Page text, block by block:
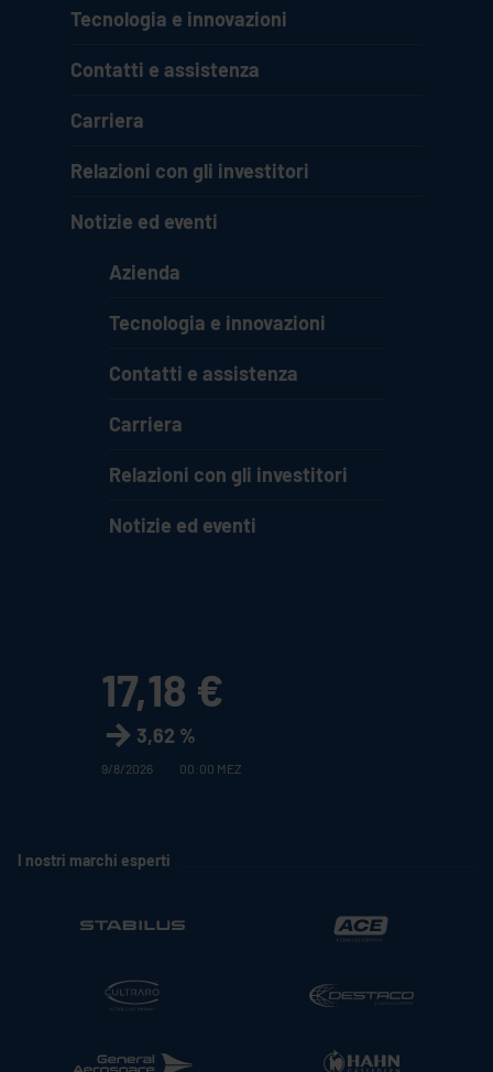
Tecnologia e innovazioni
Contatti e assistenza
Carriera
Relazioni con gli investitori
Notizie ed eventi
Azienda
Tecnologia e innovazioni
Contatti e assistenza
Carriera
Relazioni con gli investitori
Notizie ed eventi
17,18 €
3,62 %
9/8/2026 00:00 MEZ
I nostri marchi esperti